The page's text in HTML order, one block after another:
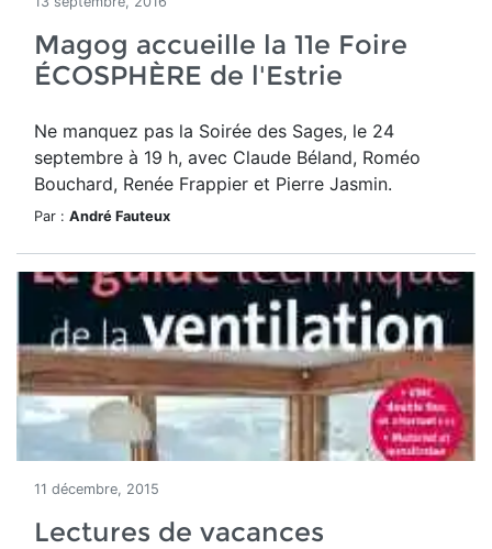
Magog accueille la 11e Foire
ÉCOSPHÈRE de l'Estrie
Ne manquez pas la Soirée des Sages, le 24
septembre à 19 h, avec Claude Béland, Roméo
Bouchard, Renée Frappier et Pierre Jasmin.
Par : André Fauteux
11 décembre, 2015
Lectures de vacances